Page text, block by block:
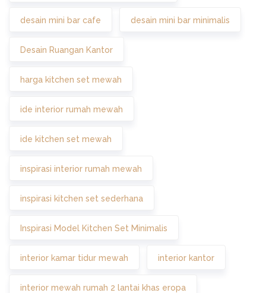
desain mini bar cafe desain mini bar minimalis
Desain Ruangan Kantor
harga kitchen set mewah
ide interior rumah mewah
ide kitchen set mewah
inspirasi interior rumah mewah
inspirasi kitchen set sederhana
Inspirasi Model Kitchen Set Minimalis
interior kamar tidur mewah interior kantor
interior mewah rumah 2 lantai khas eropa